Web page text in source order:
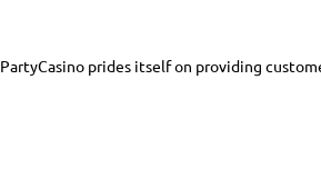
PartyCasino prides itself on providing